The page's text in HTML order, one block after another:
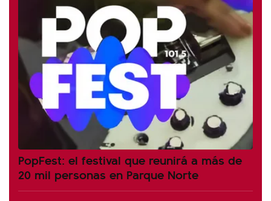
PopFest: el festival que reunirá a más de
20 mil personas en Parque Norte